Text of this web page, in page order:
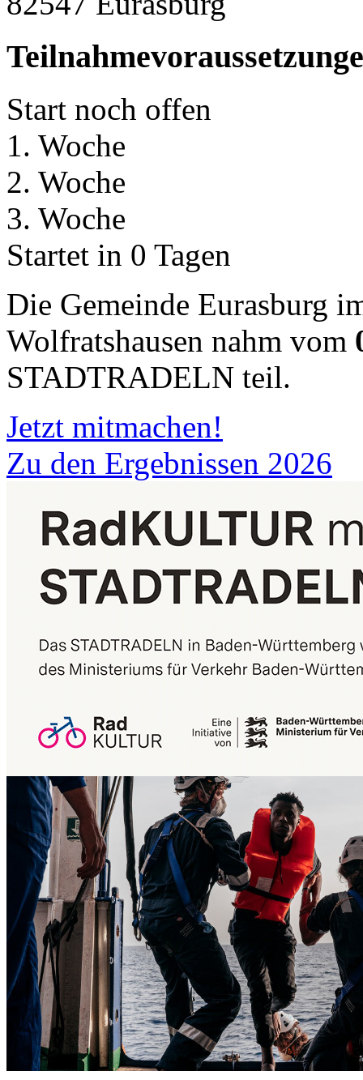
Start noch offen
1. Woche
2. Woche
3. Woche
Startet in 0 Tagen
Die Gemeinde Eurasburg
Wolfratshausen nahm vom
STADTRADELN teil.
Jetzt mitmachen!
Zu den Ergebnissen 2026